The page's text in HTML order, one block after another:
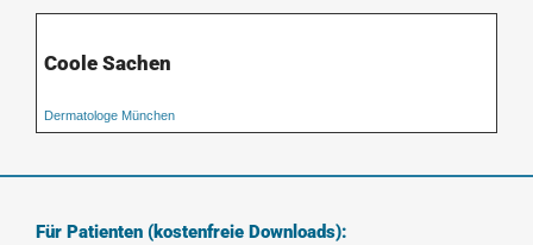
Coole Sachen
Dermatologe München
Für Patienten (kostenfreie Downloads):